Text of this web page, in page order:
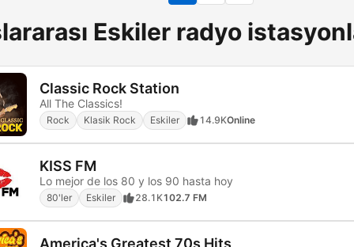
Eskiler radyo
Classic Rock Station
All The Classics!
Rock Klasik Rock Eskiler 14.9KOnline
KISS FM
Lo mejor de los 80 y los 90 hasta hoy
80'ler Eskiler 28.1K102.7 FM
America's Greatest 70s Hits